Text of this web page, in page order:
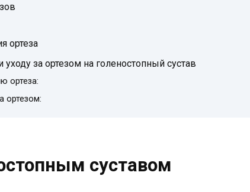
ортеза
за ортезом на голеностопный сустав
ортеза:
ортезом:
суставом